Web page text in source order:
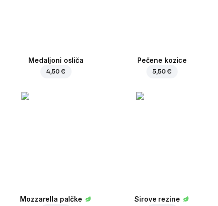
Medaljoni osliča
4,50 €
Pečene kozice
5,50 €
Mozzarella palčke Sirove rezine